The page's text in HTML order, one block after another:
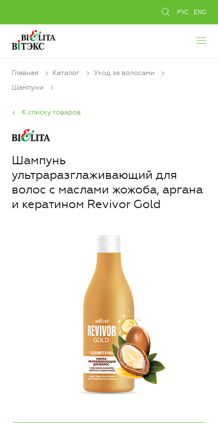
РУС ENG
Главная Каталог
Уход за волосами
Шампуни
К списку товаров
Шампунь
ультраразглаживающий для
волос с маслами жожоба, аргана
и кератином Revivor Gold